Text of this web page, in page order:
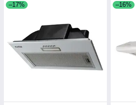
–17% –16%